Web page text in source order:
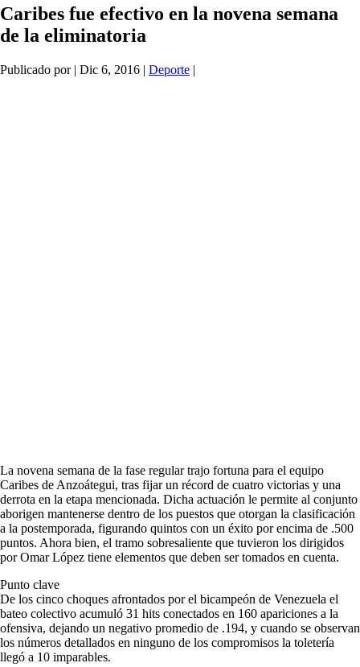
Caribes fue efectivo en la novena semana
de la eliminatoria
Publicado por | Dic 6, 2016 | Deporte |
La novena semana de la fase regular trajo fortuna para el equipo
Caribes de Anzoátegui, tras fijar un récord de cuatro victorias y una
derrota en la etapa mencionada. Dicha actuación le permite al conjunto
aborigen mantenerse dentro de los puestos que otorgan la clasificación
a la postemporada, figurando quintos con un éxito por encima de .500
puntos. Ahora bien, el tramo sobresaliente que tuvieron los dirigidos
por Omar López tiene elementos que deben ser tomados en cuenta.
Punto clave
De los cinco choques afrontados por el bicampeón de Venezuela el
bateo colectivo acumuló 31 hits conectados en 160 apariciones a la
ofensiva, dejando un negativo promedio de .194, y cuando se observan
los números detallados en ninguno de los compromisos la toletería
llegó a 10 imparables.